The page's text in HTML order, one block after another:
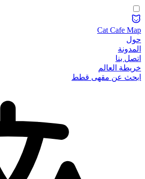
Cat Cafe Map
حول
المدونة
اتصل بنا
خريطة العالم
ابحث عن مقهى قطط